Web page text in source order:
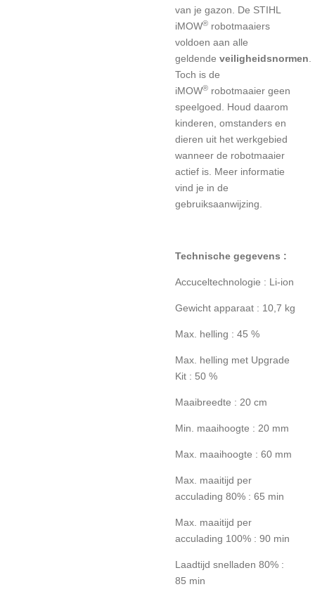
van je gazon. De STIHL
iMOW® robotmaaiers
voldoen aan alle
geldende veiligheidsnormen
Toch is de
iMOW® robotmaaier geen
speelgoed. Houd daarom
kinderen, omstanders en
dieren uit het werkgebied
wanneer de robotmaaier
actief is. Meer informatie
vind je in de
gebruiksaanwijzing.
Technische gegevens :
Accuceltechnologie : Li-ion
Gewicht apparaat : 10,7 kg
Max. helling : 45 %
Max. helling met Upgrade
Kit : 50 %
Maaibreedte : 20 cm
Min. maaihoogte : 20 mm
Max. maaihoogte : 60 mm
Max. maaitijd per
acculading 80% : 65 min
Max. maaitijd per
acculading 100% : 90 min
Laadtijd snelladen 80% :
85 min